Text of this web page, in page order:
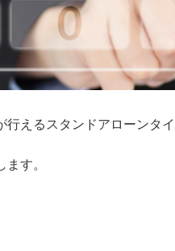
えるスタンドアローンタ
す。